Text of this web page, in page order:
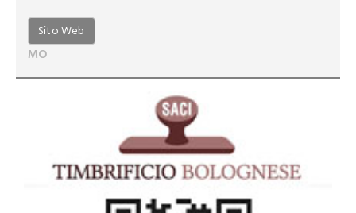
Sito Web
MO